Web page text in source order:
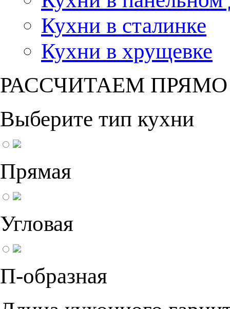
Кухни в сталинке
Кухни в хрущевке
РАССЧИТАЕМ
Выберите тип кухни
Прямая
Угловая
П-образная